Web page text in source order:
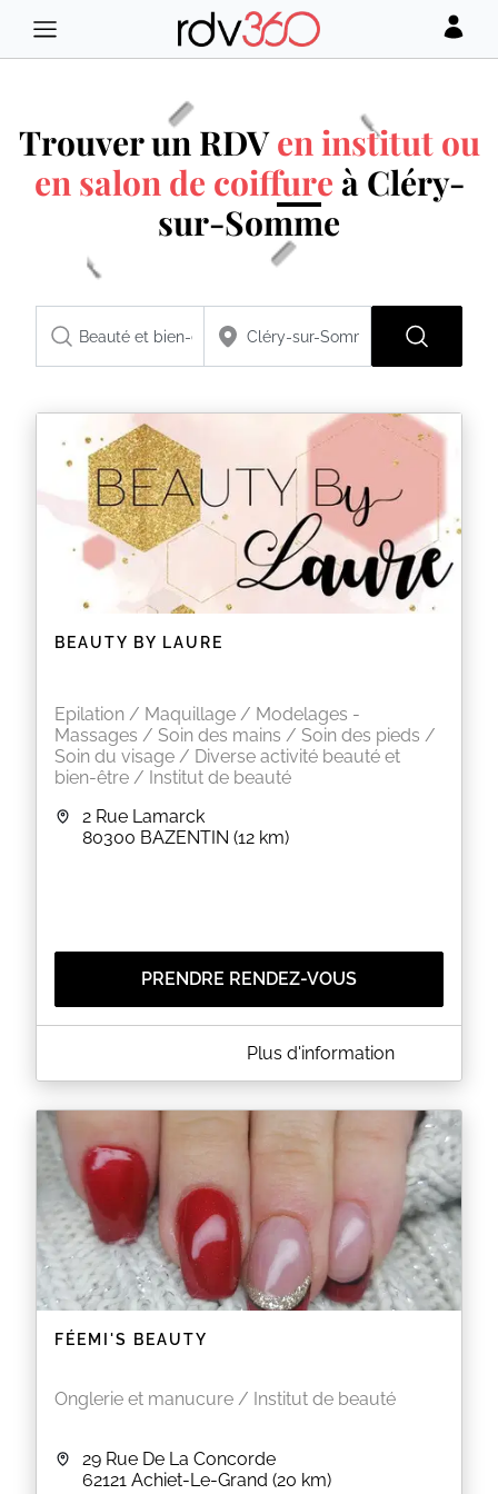
Trouver un RDVen institut ou
en salon de coiffure à Cléry-
sur-Somme
BEAUTY BY LAURE
Epilation / Maquillage / Modelages -
Massages / Soin des mains / Soin des pieds /
Soin du visage / Diverse activité beauté et
bien-être / Institut de beauté
2 Rue Lamarck
80300 BAZENTIN (12 km)
PRENDRE RENDEZ-VOUS
A PROPOS DE BEAUTY BY LAURE
CHANGEMENT DE SITE EN LIGNE !
PRENEZ RENDEZ VOUS SUR
www.kalendes.com/beautybylaure
EN SAVOIR PLUS
Plus d'information
FÉEMI'S BEAUTY
Onglerie et manucure / Institut de beauté
29 Rue De La Concorde
62121 Achiet-Le-Grand (20 km)